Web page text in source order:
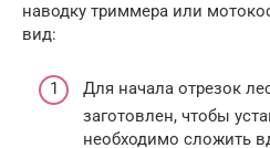
наводку триммера или
вид:
Для начала отрезок
заготовлен, чтобы
необходимо сложить